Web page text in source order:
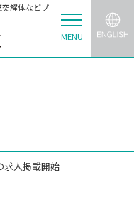
MENU
解体などプ
人掲載開始